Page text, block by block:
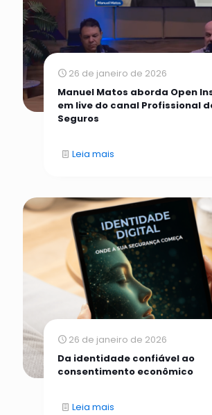
26 de janeiro de 2026
Manuel Matos aborda Open
em live do canal Profissional
Seguros
Leia mais
26 de janeiro de 2026
Da identidade confiável ao
consentimento econômico
Leia mais